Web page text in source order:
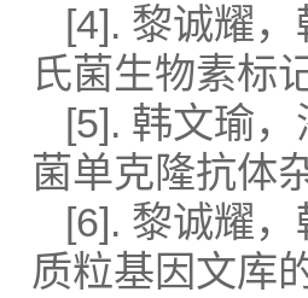
[4]. 黎诚耀
氏菌生物素标
[5]. 韩文瑜
菌单克隆抗体
[6]. 黎诚耀
质粒基因文库